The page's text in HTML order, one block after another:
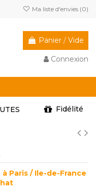
Ma liste d'envies (0)
Panier / Vide
Connexion
Fidélité
Paris / Ile-de-France